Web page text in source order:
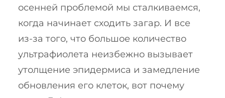
осенней проблемой мы сталкиваемся,
когда начинает сходить загар. И все
из-за того, что большое количество
ультрафиолета неизбежно вызывает
утолщение эпидермиса и замедление
обновления его клеток, вот почему